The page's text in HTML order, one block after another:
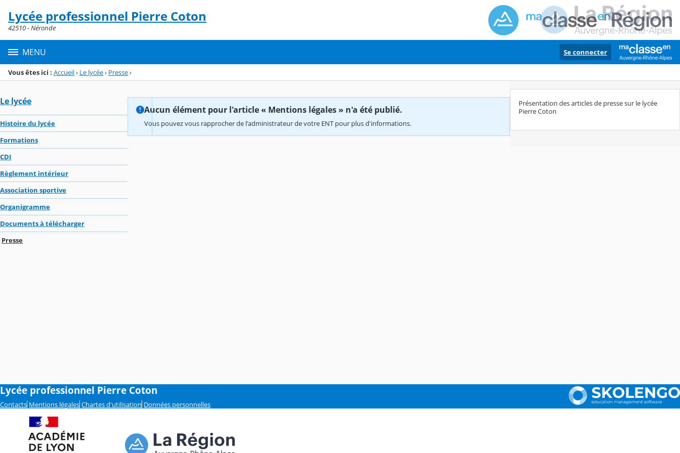
Menu de la rubrique
Contenu
Lycée professionnel Pierre Coton
42510 - Néronde
MENU Se connecter
Vous êtes ici : Accueil› Le lycée› Presse›
Le lycée
Histoire du lycée
Formations
CDI
Règlement intérieur
Association sportive
Organigramme
Documents à télécharger
Presse
Aucun élément pour l'article « Mentions légales » n'a été publié.
Vous pouvez vous rapprocher de l'administrateur de votre ENT pour plus d'informations.
Présentation des articles de presse sur le lycée
Pierre Coton
Lycée professionnel Pierre Coton
Contacts Mentions légales Chartes d'utilisation Données personnelles